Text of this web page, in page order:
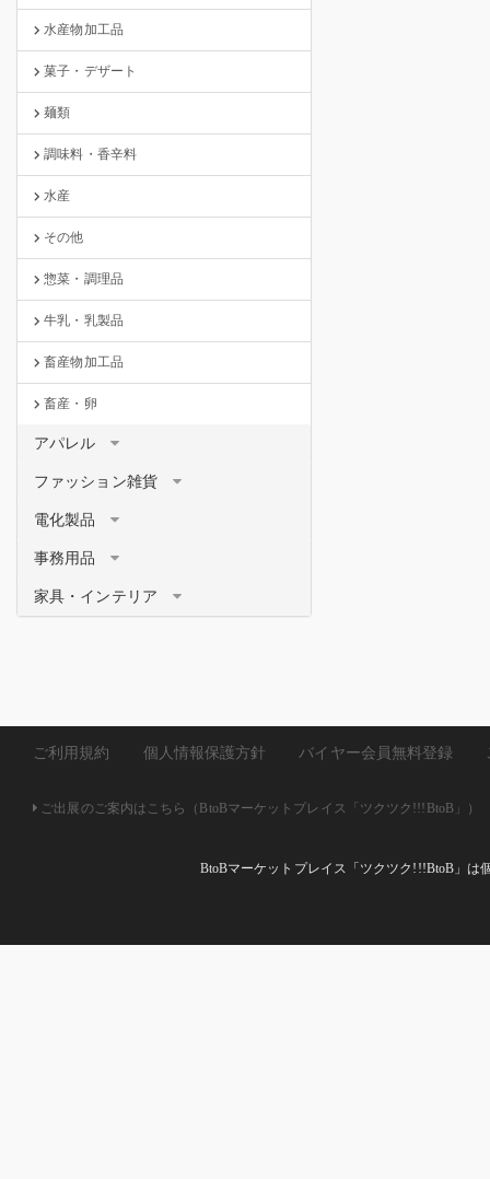
水産物加工品
菓子・デザート
麺類
調味料・香辛料
水産
その他
惣菜・調理品
牛乳・乳製品
畜産物加工品
畜産・卵
アパレル
ファッション雑貨
電化製品
事務用品
家具・インテリア
ご利用規約 個人情報保護方針 バイヤー会員無料登録
ご出展のご案内はこちら（BtoBマーケットプレイス「ツクツク!!!BtoB」）
BtoBマーケットプレイス「ツクツク!!!BtoB」は